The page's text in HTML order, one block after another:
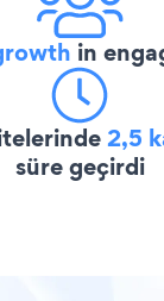
in
2,5
süre geçirdi